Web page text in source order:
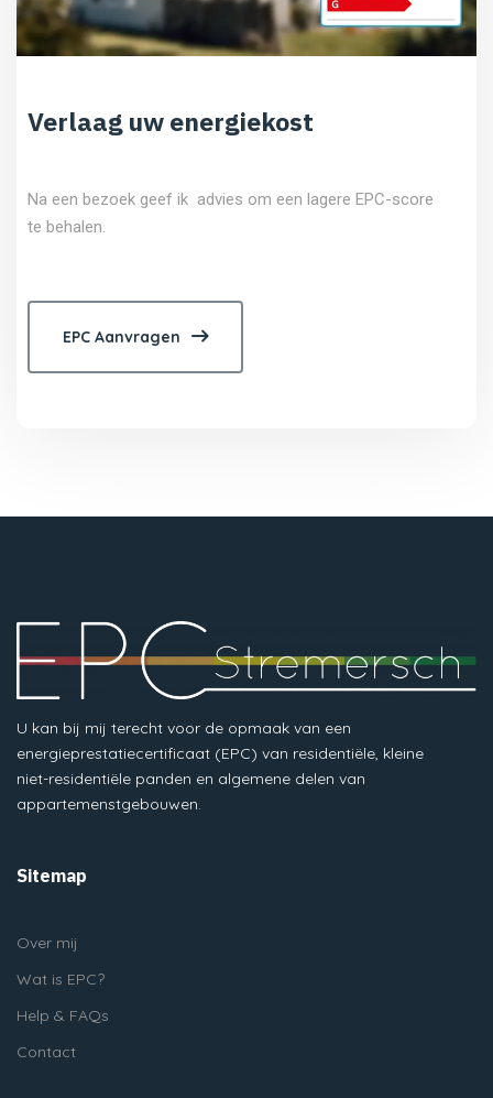
Verlaag uw energiekost
Na een bezoek geef ik advies om een lagere EPC-score
te behalen.
EPC Aanvragen
U kan bij mij terecht voor de opmaak van een
energieprestatiecertificaat (EPC) van residentiële, kleine
niet-residentiële panden en algemene delen van
appartemenstgebouwen.
Sitemap
Over mij
Wat is EPC?
Help & FAQs
Contact